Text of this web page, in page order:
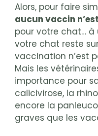
Alors, pour faire
aucun vaccin
pour votre chat… à
votre chat reste
vaccination n’est
Mais les
importance pour
calicivirose, la
encore la
graves que les